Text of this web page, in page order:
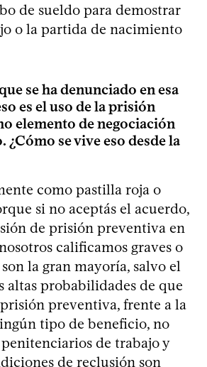
de sueldo para demostrar
o la partida de nacimiento
se ha denunciado en esa
es el uso de la prisión
elemento de negociación
¿Cómo se vive eso desde la
como pastilla roja o
si no aceptás el acuerdo,
de prisión preventiva en
calificamos graves o
la gran mayoría, salvo el
altas probabilidades de que
preventiva, frente a la
tipo de beneficio, no
de trabajo y
de reclusión son